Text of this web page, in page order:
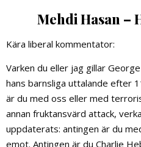
Mehdi Hasan –
Kära liberal kommentator:
Varken du eller jag gillar
hans barnsliga uttalande efter
är du med oss eller med
annan fruktansvärd attack,
uppdaterats: antingen är du
emot. Antingen är du Charlie